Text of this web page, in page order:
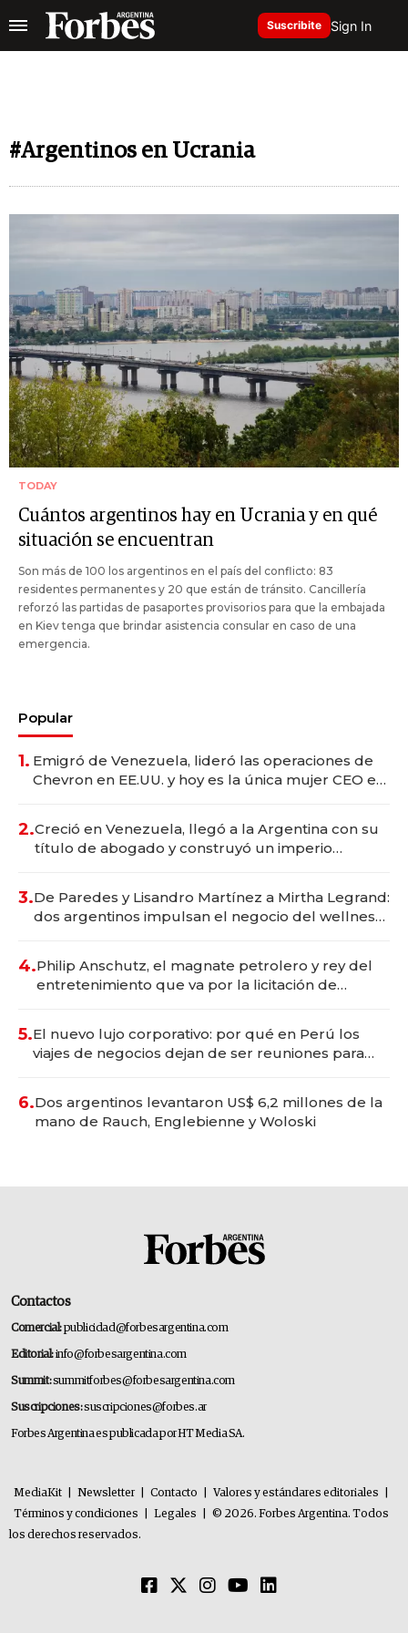
Suscribite Sign In
#Argentinos en Ucrania
TODAY
Cuántos argentinos hay en Ucrania y en qué
situación se encuentran
Son más de 100 los argentinos en el país del conflicto: 83
residentes permanentes y 20 que están de tránsito. Cancillería
reforzó las partidas de pasaportes provisorios para que la embajada
en Kiev tenga que brindar asistencia consular en caso de una
emergencia.
Popular
1. Emigró de Venezuela, lideró las operaciones de
Chevron en EE.UU. y hoy es la única mujer CEO en
2.Creció en Venezuela, llegó a la Argentina con su
título de abogado y construyó un imperio
3.De Paredes y Lisandro Martínez a Mirtha Legrand:
dos argentinos impulsan el negocio del wellness
4.Philip Anschutz, el magnate petrolero y rey del
entretenimiento que va por la licitación de
5.El nuevo lujo corporativo: por qué en Perú los
viajes de negocios dejan de ser reuniones para
6.Dos argentinos levantaron US$ 6,2 millones de la
mano de Rauch, Englebienne y Woloski
Contactos
Comercial:publicidad@forbesargentina.com
Editorial:info@forbesargentina.com
Summit:summitforbes@forbesargentina.com
Suscripciones:suscripciones@forbes.ar
Forbes Argentina es publicada por HT Media SA.
MediaKit Newsletter Contacto Valores y estándares editoriales
Términos y condiciones
Legales
© 2026. Forbes Argentina. Todos
los derechos reservados.